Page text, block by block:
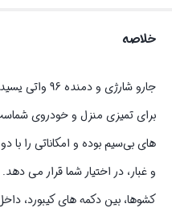
خلاصه
برای تمیزی منزل و خودروی
های بی‌سیم بوده و امکاناتی را با
و غبار، در اختیار شما قرار می
کشوها، بین دکمه‌ های کیبورد،